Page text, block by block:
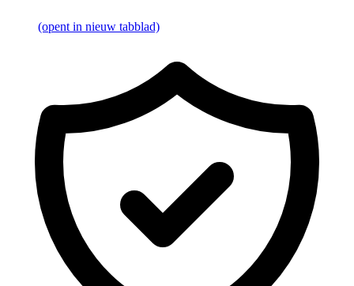
(opent in nieuw tabblad)